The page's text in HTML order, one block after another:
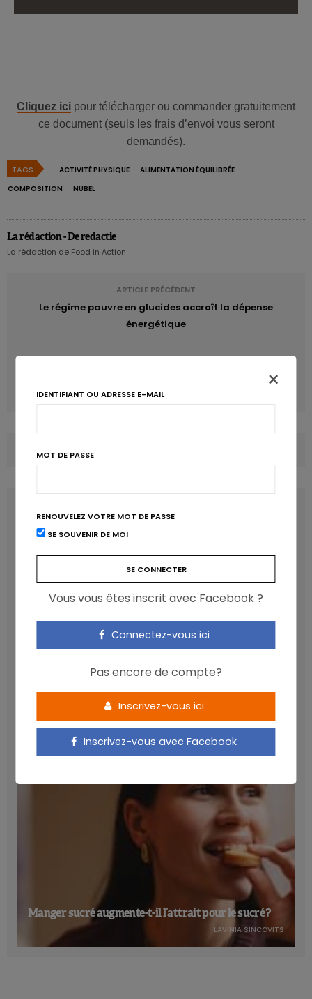
Cliquez ici pour télécharger ou commander gratuitement
ce document (seuls les frais d’envoi vous seront
demandés).
TAGS ACTIVITÉ PHYSIQUE
ALIMENTATION ÉQUILIBRÉE
COMPOSITION
NUBEL
La rédaction - De redactie
La rédaction de Food in Action
ARTICLE PRÉCÉDENT
Le régime pauvre en glucides accroît la dépense
énergétique
ARTICLE SUIVANT
antibiotiques
COMMENTS (0)
Les anthocyanines bénéfiques pour la santé
cardiométabolique
NICOLAS GUGGENBÜHL
Manger sucré augmente-t-il l’attrait pour le sucré ?
LAVINIA SINCOVITS
×
IDENTIFIANT OU ADRESSE E-MAIL
MOT DE PASSE
RENOUVELEZ VOTRE MOT DE PASSE
SE SOUVENIR DE MOI
Vous vous êtes inscrit avec Facebook ?
Connectez-vous ici
Pas encore de compte?
Inscrivez-vous ici
Inscrivez-vous avec Facebook